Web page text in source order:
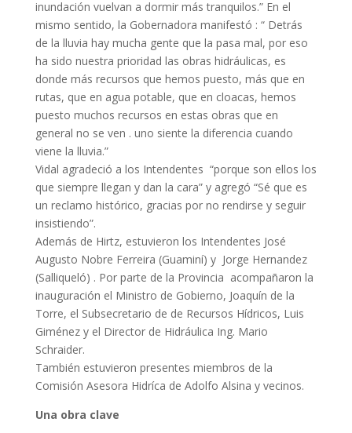
inundación vuelvan a dormir más tranquilos.” En el
mismo sentido, la Gobernadora manifestó : “ Detrás
de la lluvia hay mucha gente que la pasa mal, por eso
ha sido nuestra prioridad las obras hidráulicas, es
donde más recursos que hemos puesto, más que en
rutas, que en agua potable, que en cloacas, hemos
puesto muchos recursos en estas obras que en
general no se ven . uno siente la diferencia cuando
viene la lluvia.”
Vidal agradeció a los Intendentes “porque son ellos los
que siempre llegan y dan la cara” y agregó “Sé que es
un reclamo histórico, gracias por no rendirse y seguir
insistiendo”.
Además de Hirtz, estuvieron los Intendentes José
Augusto Nobre Ferreira (Guaminí) y Jorge Hernandez
(Salliqueló) . Por parte de la Provincia acompañaron la
inauguración el Ministro de Gobierno, Joaquín de la
Torre, el Subsecretario de de Recursos Hídricos, Luis
Giménez y el Director de Hidráulica Ing. Mario
Schraider.
También estuvieron presentes miembros de la
Comisión Asesora Hidríca de Adolfo Alsina y vecinos.
Una obra clave